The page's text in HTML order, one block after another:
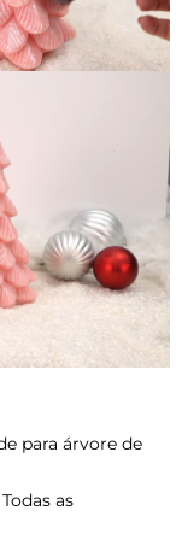
para árvore de
as